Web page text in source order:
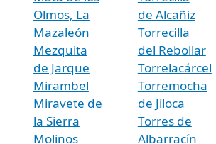
Olmos, La
Mazaleón
Mezquita
de Jarque
Mirambel
Miravete de
la Sierra
Molinos
de Alcañiz
Torrecilla
del Rebollar
Torrelacárcel
Torremocha
de Jiloca
Torres de
Albarracín